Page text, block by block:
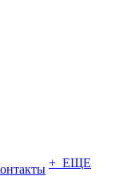
+ ЕЩЕ